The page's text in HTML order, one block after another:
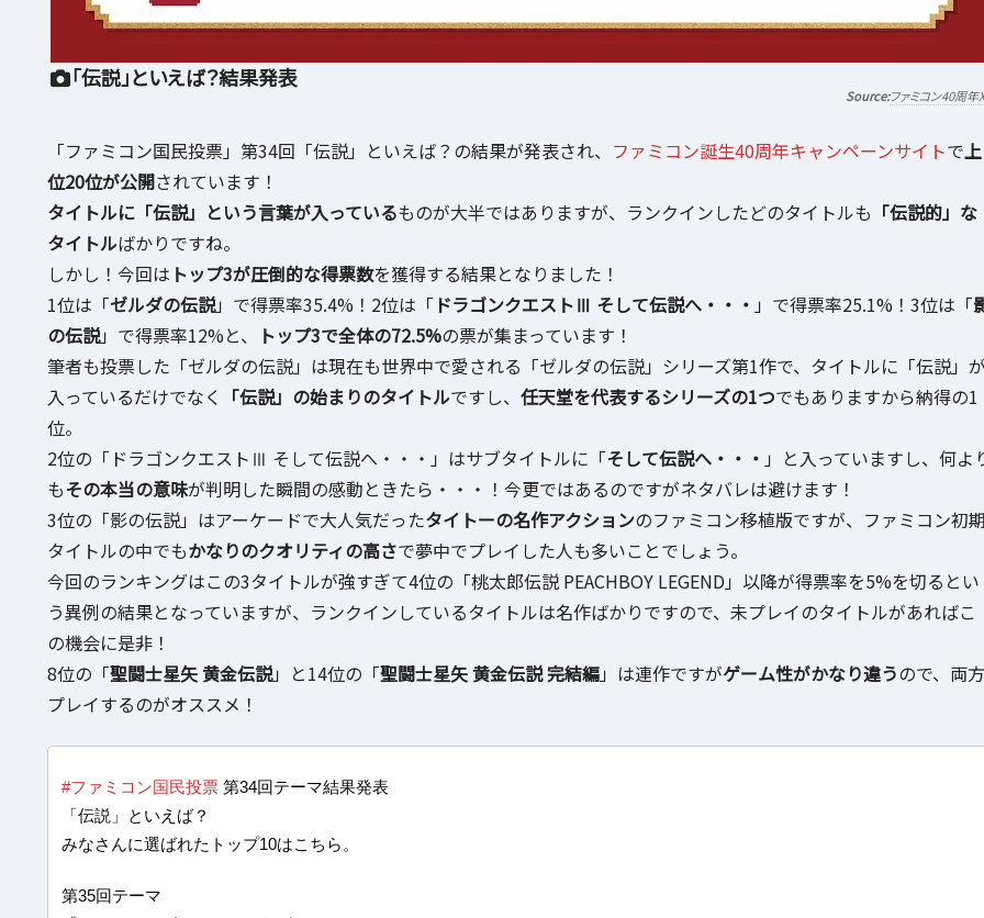
「伝説」といえば？結果発表
ファミコン40周年X
「ファミコン国民投票」第34回「伝説」といえば？の結果が発表され、 ファミコン誕生40周年キャンペーンサイトで上
位20位が公開されています！
タイトルに「伝説」という言葉が入っているものが大半ではありますが、ランクインしたどのタイトルも 「伝説的」な
タイトルばかりですね。
しかし！今回は トップ3が圧倒的な得票数を獲得する結果となりました！
1位は「ゼルダの伝説」で得票率35.4%！2位は「 ドラゴンクエストⅢ そして伝説へ・・・ 」で得票率25.1%！3位は「
の伝説」で得票率12%と、 トップ3で全体の72.5%の票が集まっています！
筆者も投票した「ゼルダの伝説」は現在も世界中で愛される「ゼルダの伝説」シリーズ第1作で、タイトルに「伝説」が
入っているだけでなく
「伝説」の始まりのタイトルですし、 任天堂を代表するシリーズの1つでもありますから納得の1
位。
2位の「ドラゴンクエストⅢ そして伝説へ・・・」はサブタイトルに「そして伝説へ・・・ 」と入っていますし、何よ
もその本当の意味が判明した瞬間の感動ときたら・・・！今更ではあるのですがネタバレは避けます！
3位の「影の伝説」はアーケードで大人気だったタイトーの名作アクションのファミコン移植版ですが、ファミコン初期
タイトルの中でもかなりのクオリティの高さで夢中でプレイした人も多いことでしょう。
今回のランキングはこの3タイトルが強すぎて4位の「桃太郎伝説 PEACHBOY LEGEND」以降が得票率を5%を切るとい
う異例の結果となっていますが、ランクインしているタイトルは名作ばかりですので、未プレイのタイトルがあればこ
の機会に是非！
8位の「聖闘士星矢 黄金伝説」と14位の「聖闘士星矢 黄金伝説 完結編」は連作ですがゲーム性がかなり違うので、両方
プレイするのがオススメ！
#ファミコン国民投票第34回テーマ結果発表
「伝説」といえば？
みなさんに選ばれたトップ10はこちら。
第35回テーマ